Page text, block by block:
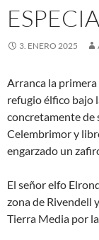
3. ENERO 2025
Arranca la
refugio élfico bajo
concretamente de
Celembrimor y
engarzado un
El señor elfo
zona de Rivendell
Tierra Media por